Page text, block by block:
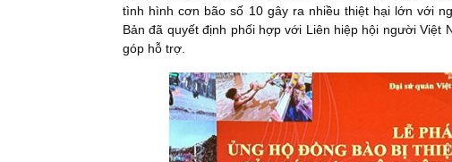
tình hình cơn bão số 10 gây ra nhiều thiệt hại lớn với
Bản đã quyết định phối hợp với Liên hiệp hội người Việt
góp hỗ trợ.